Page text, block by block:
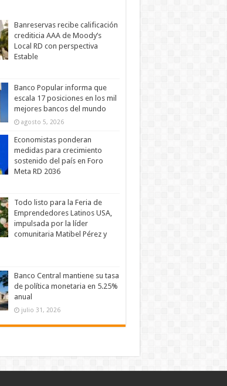
Banreservas recibe calificación
crediticia AAA de Moody’s
Local RD con perspectiva
Estable
Banco Popular informa que
escala 17 posiciones en los mil
mejores bancos del mundo
agosto 5, 2026
Economistas ponderan
medidas para crecimiento
sostenido del país en Foro
Meta RD 2036
Todo listo para la Feria de
Emprendedores Latinos USA,
impulsada por la líder
comunitaria Matibel Pérez y
Banco Central mantiene su tasa
de política monetaria en 5.25%
anual
julio 31, 2026